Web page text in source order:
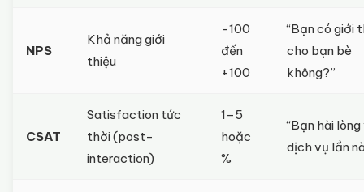
NPS
Khả năng giới
thiệu
-100
đến
+100
“Bạn có giới
cho bạn bè
không?”
CSAT
Satisfaction tức
thời (post-
interaction)
1–5
hoặc
%
“Bạn hài
dịch vụ lần